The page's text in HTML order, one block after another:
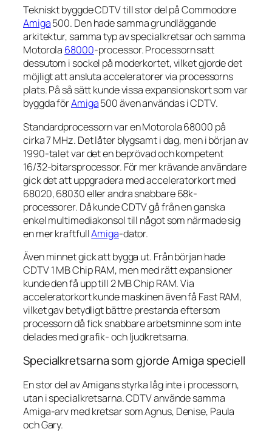
Tekniskt byggde CDTV till stor del på Commodore
Amiga500. Den hade samma grundläggande
arkitektur, samma typ av specialkretsar och samma
Motorola 68000-processor. Processorn satt
dessutom i sockel på moderkortet, vilket gjorde det
möjligt att ansluta acceleratorer via processorns
plats. På så sätt kunde vissa expansionskort som var
byggda förAmiga500 även användas i CDTV.
Standardprocessorn var en Motorola 68000 på
cirka 7 MHz. Det låter blygsamt i dag, men i början av
1990-talet var det en beprövad och kompetent
16/32-bitarsprocessor. För mer krävande användare
gick det att uppgradera med acceleratorkort med
68020, 68030 eller andra snabbare 68k-
processorer. Då kunde CDTV gå från en ganska
enkel multimediakonsol till något som närmade sig
en mer kraftfullAmiga-dator.
Även minnet gick att bygga ut. Från början hade
CDTV 1 MB Chip RAM, men med rätt expansioner
kunde den få upp till 2 MB Chip RAM. Via
acceleratorkort kunde maskinen även få Fast RAM,
vilket gav betydligt bättre prestanda eftersom
processorn då fick snabbare arbetsminne som inte
delades med grafik- och ljudkretsarna.
Specialkretsarna som gjorde Amiga speciell
En stor del av Amigans styrka låg inte i processorn,
utan i specialkretsarna. CDTV använde samma
Amiga-arv med kretsar som Agnus, Denise, Paula
och Gary.